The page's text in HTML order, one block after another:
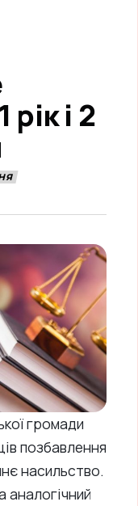
і 2
громади
позбавлення
насильство.
аналогічний